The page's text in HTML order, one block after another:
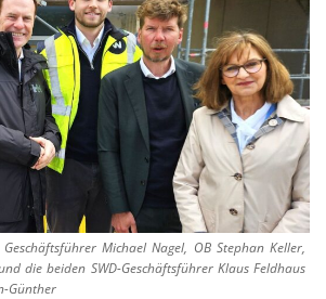
Michael Nagel, OB Stephan Keller,
die beiden SWD-Geschäftsführer Klaus Feldhaus
Günther